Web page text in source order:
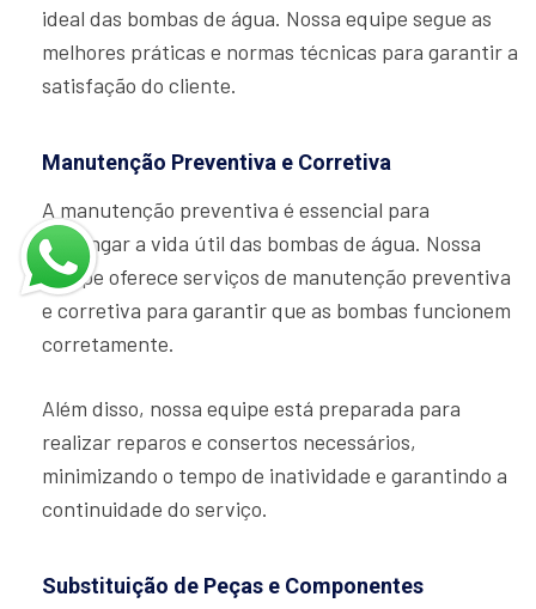
ideal das bombas de água. Nossa equipe segue as
melhores práticas e normas técnicas para garantir a
satisfação do cliente.
Manutenção Preventiva e Corretiva
A manutenção preventiva é essencial para
prolongar a vida útil das bombas de água. Nossa
equipe oferece serviços de manutenção preventiva
e corretiva para garantir que as bombas funcionem
corretamente.
Além disso, nossa equipe está preparada para
realizar reparos e consertos necessários,
minimizando o tempo de inatividade e garantindo a
continuidade do serviço.
Substituição de Peças e Componentes